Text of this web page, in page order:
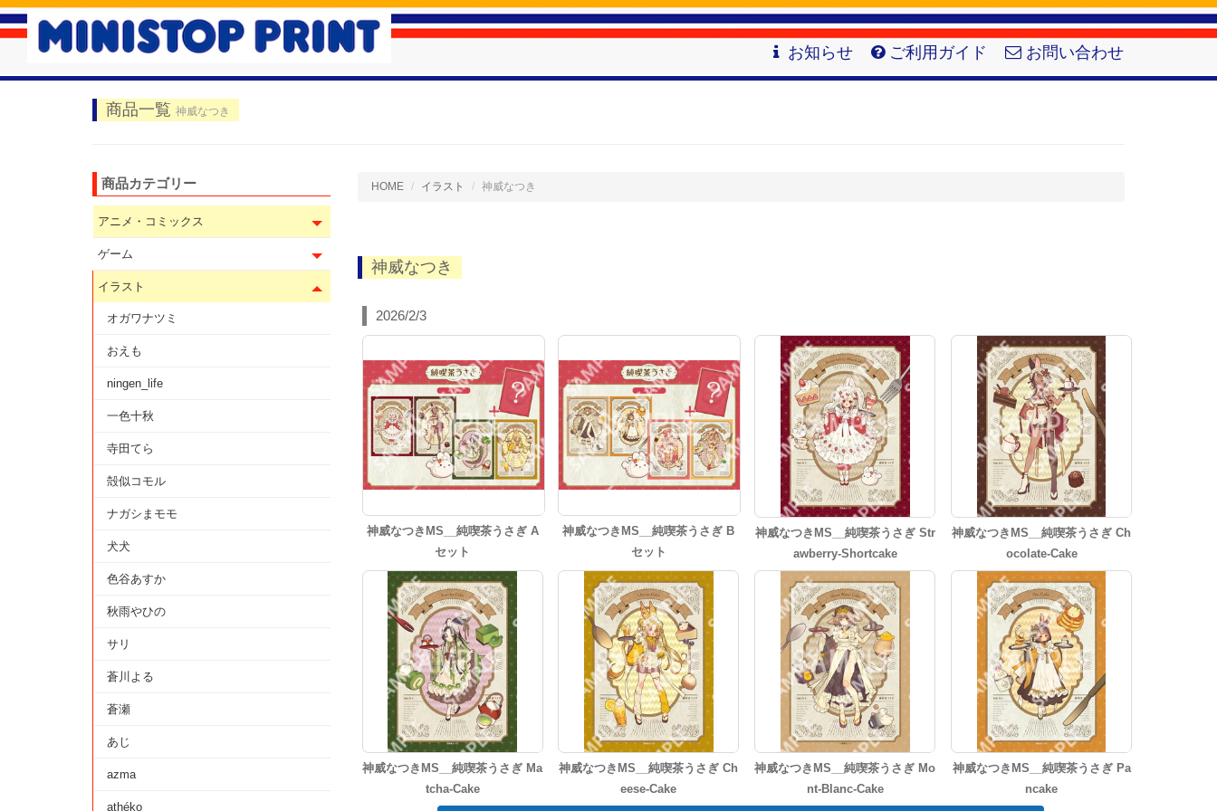
お知らせ ご利用ガイド お問い合わせ
商品一覧 神威なつき
HOME イラスト 神威なつき
神威なつき
2026/2/3
神威なつきMS__純喫茶うさぎ A
セット
神威なつきMS__純喫茶うさぎ B
セット
神威なつきMS__純喫茶うさぎ Str
awberry-Shortcake
神威なつきMS__純喫茶うさぎ Ch
ocolate-Cake
神威なつきMS__純喫茶うさぎ Ma
tcha-Cake
神威なつきMS__純喫茶うさぎ Ch
eese-Cake
神威なつきMS__純喫茶うさぎ Mo
nt-Blanc-Cake
神威なつきMS__純喫茶うさぎ Pa
ncake
商品カテゴリー
アニメ・コミックス
ゲーム
イラスト
オガワナツミ
おえも
ningen_life
一色十秋
寺田てら
殻似コモル
ナガシまモモ
犬犬
色谷あすか
秋雨やひの
サリ
蒼川よる
蒼瀬
あじ
azma
athéko